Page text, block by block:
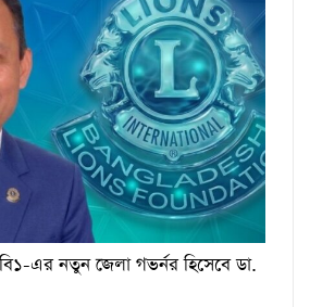
বি১-এর নতুন জেলা গভর্নর হিসেবে ডা.